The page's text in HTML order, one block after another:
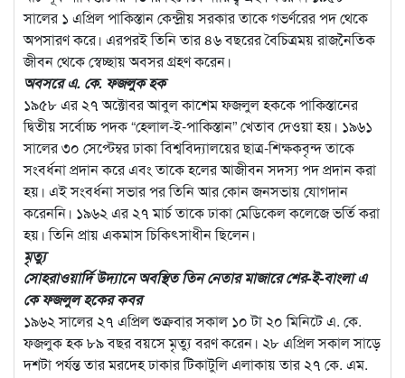
সালের ১ এপ্রিল পাকিস্তান কেন্দ্রীয় সরকার তাকে গভর্ণরের পদ থেকে
অপসারণ করে। এরপরই তিনি তার ৪৬ বছরের বৈচিত্রময় রাজনৈতিক
জীবন থেকে স্বেচ্ছায় অবসর গ্রহণ করেন।
অবসরে এ. কে. ফজলুক হক
১৯৫৮ এর ২৭ অক্টোবর আবুল কাশেম ফজলুল হককে পাকিস্তানের
দ্বিতীয় সর্বোচ্চ পদক “হেলাল-ই-পাকিস্তান” খেতাব দেওয়া হয়। ১৯৬১
সালের ৩০ সেপ্টেম্বর ঢাকা বিশ্ববিদ্যালয়ের ছাত্র-শিক্ষকবৃন্দ তাকে
সংবর্ধনা প্রদান করে এবং তাকে হলের আজীবন সদস্য পদ প্রদান করা
হয়। এই সংবর্ধনা সভার পর তিনি আর কোন জনসভায় যোগদান
করেননি। ১৯৬২ এর ২৭ মার্চ তাকে ঢাকা মেডিকেল কলেজে ভর্তি করা
হয়। তিনি প্রায় একমাস চিকিৎসাধীন ছিলেন।
মৃত্যু
সোহরাওয়ার্দি উদ্যানে অবস্থিত তিন নেতার মাজারে শের-ই-বাংলা এ
কে ফজলুল হকের কবর
১৯৬২ সালের ২৭ এপ্রিল শুক্রবার সকাল ১০ টা ২০ মিনিটে এ. কে.
ফজলুক হক ৮৯ বছর বয়সে মৃত্যু বরণ করেন। ২৮ এপ্রিল সকাল সাড়ে
দশটা পর্যন্ত তার মরদেহ ঢাকার টিকাটুলি এলাকায় তার ২৭ কে. এম.